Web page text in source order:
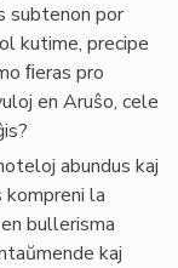
subtenon por
kutime, precipe
ﬁeras pro
en Aruŝo, cele
abundus kaj
kompreni la
bullerisma
kaj